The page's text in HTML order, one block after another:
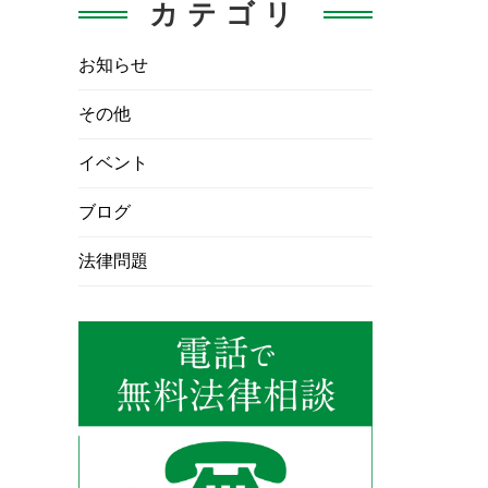
カテゴリ
お知らせ
その他
イベント
ブログ
法律問題